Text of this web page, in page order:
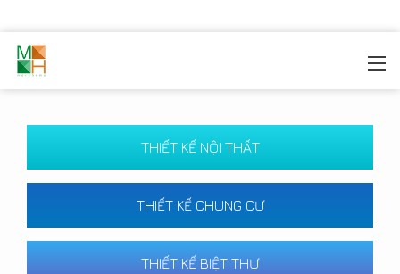
THIẾT KẾ NỘI THẤT
THIẾT KẾ CHUNG CƯ
THIẾT KẾ BIỆT THỰ